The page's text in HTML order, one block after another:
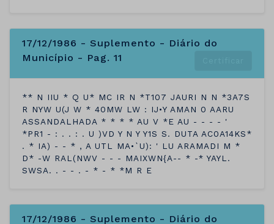
17/12/1986 - Suplemento - Diário do
Município - Pag. 11
** N IIU * Q U* MC IR N *T107 JAURI N N *3A7S
R NYW U(J W * 40MW LW : IJ•Y AMAN 0 AARU
ASSANDALHADA * * * * AU V *E AU - - - - '
*PR1 - : . . : . U )VD Y N Y Y1S S. DUTA AC0A14KS*
. * IA) - - * , A UTL MA•`U): ' LU ARAMADI M *
D* -W RAL(NWV - - - MAIXWN{A-- * -* YAYL.
SWSA. . - - . - * - * *M R E
17/12/1986 - Suplemento - Diário do